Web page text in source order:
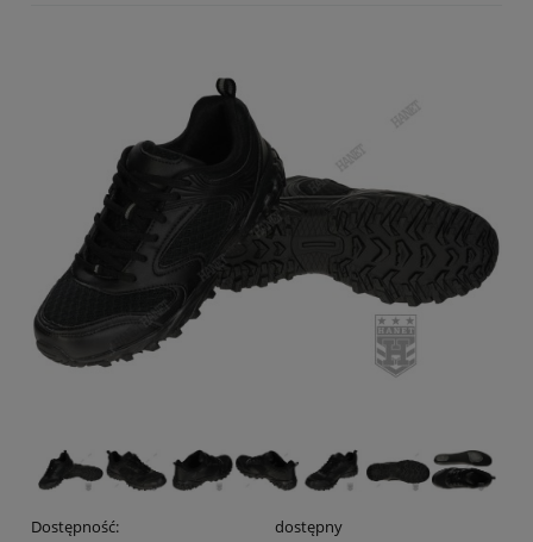
Dostępność:
dostępny